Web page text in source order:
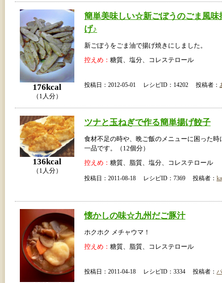
176kcal
（1人分）
簡単美味しい☆新ごぼうのごま風味
げ♪
新ごぼうをごま油で揚げ焼きにしました。
控えめ： 糖質、塩分、コレステロール
投稿日：2012-05-01 レシピID：14202 投稿者：
136kcal
（1人分）
ツナと玉ねぎで作る簡単揚げ餃子
食材不足の時や、晩ご飯のメニューに困った時
一品です。（12個分）
控えめ： 糖質、脂質、塩分、コレステロール
投稿日：2011-08-18 レシピID：7369 投稿者：
懐かしの味☆九州だご豚汁
ホクホク メチャウマ！
控えめ： 糖質、脂質、コレステロール
投稿日：2011-04-18 レシピID：3334 投稿者：